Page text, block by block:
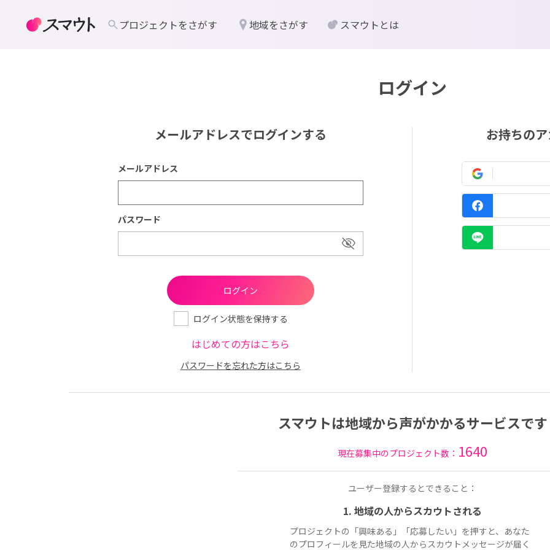
ログイン
メールアドレスでログインする
メールアドレス
パスワード
ログイン状態を保持する
はじめての方はこちら
パスワードを忘れた方はこちら
お持ちの
スマウトは地域から声がかかるサービスです
現在募集中のプロジェクト数： 1640
ユーザー登録するとできること：
1. 地域の人からスカウトされる
プロジェクトの「興味ある」「応募したい」を押すと、あなた
のプロフィールを見た地域の人からスカウトメッセージが届く
プロジェクトをさがす 地域をさがす スマウトとは